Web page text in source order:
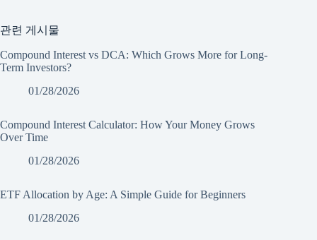
관련 게시물
Compound Interest vs DCA: Which Grows More for Long-
Term Investors?
01/28/2026
Compound Interest Calculator: How Your Money Grows
Over Time
01/28/2026
ETF Allocation by Age: A Simple Guide for Beginners
01/28/2026